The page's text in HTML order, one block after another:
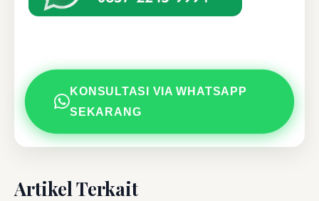
KONSULTASI VIA WHATSAPP
SEKARANG
Artikel Terkait